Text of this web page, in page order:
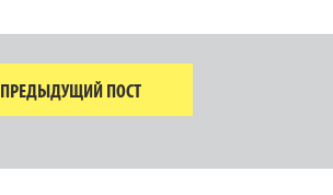
ПРЕДЫДУЩИЙ ПОСТ